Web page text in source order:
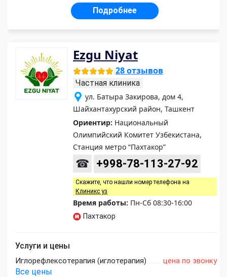
Подробнее
Ezgu Niyat
28 отзывов
Частная клиника
ул. Батыра Закирова, дом 4,
Шайхантахурский район, Ташкент
Ориентир: Национальный
Олимпийский Комитет Узбекистана,
Станция метро “Пахтакор”
☎ +998-78-113-27-92
Скажите, что нашли номер телефона на
Клиникс уз
Время работы: Пн-Сб 08:30-16:00
Пахтакор
Услуги и цены
Иглорефлексотерапия (иглотерапия) цена по звонку
Все цены